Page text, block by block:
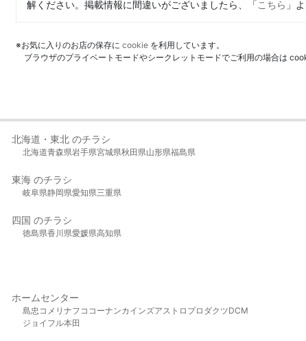
解ください。掲載情報に間違いがございましたら、「こちら 」
※お気に入りのお店の保存に cookie を利用しています。
ブラウザのプライベートモードやシークレットモードでご利用の場合は
北海道・東北 のチラシ
北海道青森県岩手県宮城県秋田県山形県福島県
東海 のチラシ
岐阜県静岡県愛知県三重県
四国 のチラシ
徳島県香川県愛媛県高知県
ホームセンター
島忠 コメリ ナフコ コーナンカインズアストロプロダクツDCM
ジョイフル本田